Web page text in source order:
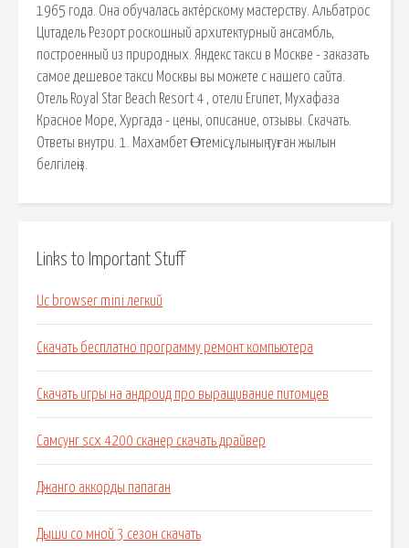
1965 года. Она обучалась актёрскому мастерству. Альбатрос
Цитадель Резорт роскошный архитектурный ансамбль,
построенный из природных. Яндекс такси в Москве - заказать
самое дешевое такси Москвы вы можете с нашего сайта.
Отель Royal Star Beach Resort 4 , отели Египет, Мухафаза
Красное Море, Хургада - цены, описание, отзывы. Скачать.
Ответы внутри. 1. Махамбет Өтемісұлының туған жылын
белгілеңіз.
Links to Important Stuff
Uc browser mini легкий
Скачать бесплатно программу ремонт компьютера
Скачать игры на андроид про выращивание питомцев
Самсунг scx 4200 сканер скачать драйвер
Джанго аккорды папаган
Дыши со мной 3 сезон скачать